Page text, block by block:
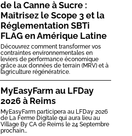
de la Canne à Sucre :
Maîtrisez le Scope 3 et la
Réglementation SBTi
FLAG en Amérique Latine
Découvrez comment transformer vos
contraintes environnementales en
leviers de performance économique
grâce aux données de terrain (MRV) et à
l’agriculture régénératrice.
MyEasyFarm au LFDay
2026 à Reims
MyEasyFarm participera au LFDay 2026
de La Ferme Digitale qui aura lieu au
Village By CA de Reims le 24 Septembre
prochain…